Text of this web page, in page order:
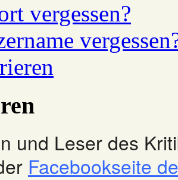
vergessen?
und Leser des
Facebookseite